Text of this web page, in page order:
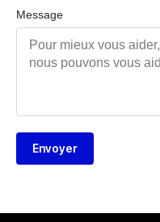
Message
Envoyer